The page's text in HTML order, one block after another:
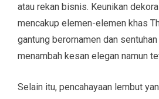
atau rekan bisnis. Keunikan
mencakup elemen-elemen khas
gantung berornamen dan
menambah kesan elegan namun
Selain itu, pencahayaan lembut